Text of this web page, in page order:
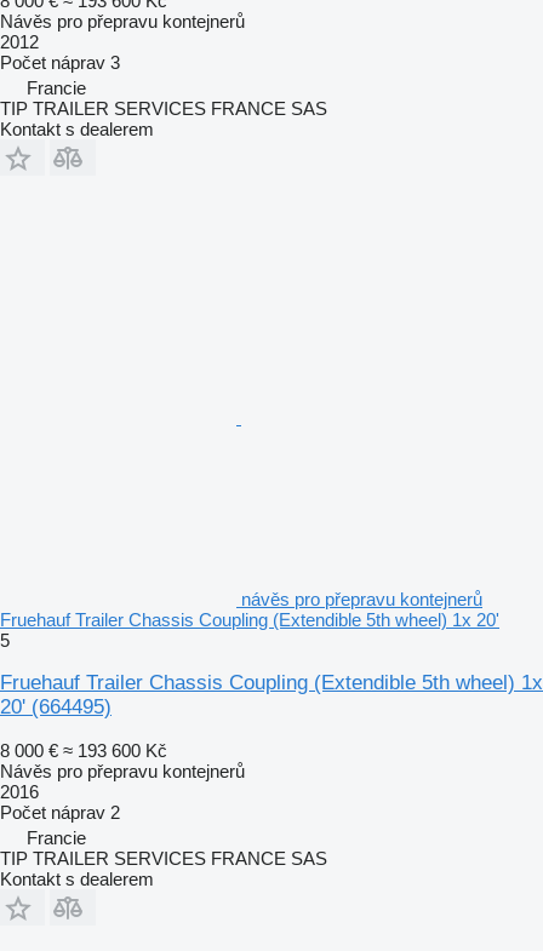
Návěs pro přepravu kontejnerů
2012
Počet náprav 3
Francie
TIP TRAILER SERVICES FRANCE SAS
Kontakt s dealerem
návěs pro přepravu kontejnerů
Fruehauf Trailer Chassis Coupling (Extendible 5th wheel) 1x 20'
5
Fruehauf Trailer Chassis Coupling (Extendible 5th wheel) 1x
20' (664495)
8 000 € ≈ 193 600 Kč
Návěs pro přepravu kontejnerů
2016
Počet náprav 2
Francie
TIP TRAILER SERVICES FRANCE SAS
Kontakt s dealerem